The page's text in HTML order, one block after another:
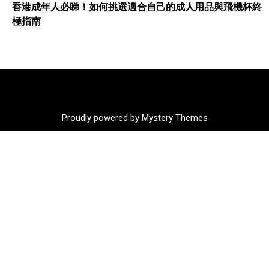
香港成年人必睇！如何挑選適合自己的成人用品與飛機杯終
極指南
Proudly powered by Mystery Themes